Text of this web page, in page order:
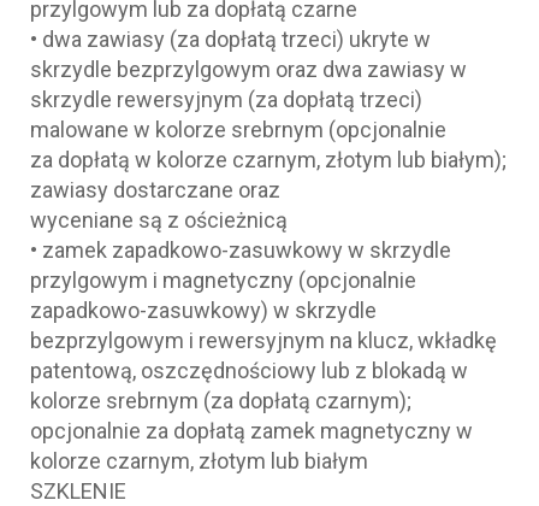
przylgowym lub za dopłatą czarne
• dwa zawiasy (za dopłatą trzeci) ukryte w
skrzydle bezprzylgowym oraz dwa zawiasy w
skrzydle rewersyjnym (za dopłatą trzeci)
malowane w kolorze srebrnym (opcjonalnie
za dopłatą w kolorze czarnym, złotym lub białym);
zawiasy dostarczane oraz
wyceniane są z ościeżnicą
• zamek zapadkowo-zasuwkowy w skrzydle
przylgowym i magnetyczny (opcjonalnie
zapadkowo-zasuwkowy) w skrzydle
bezprzylgowym i rewersyjnym na klucz, wkładkę
patentową, oszczędnościowy lub z blokadą w
kolorze srebrnym (za dopłatą czarnym);
opcjonalnie za dopłatą zamek magnetyczny w
kolorze czarnym, złotym lub białym
SZKLENIE